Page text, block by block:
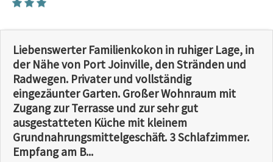
Liebenswerter Familienkokon in ruhiger Lage, in
der Nähe von Port Joinville, den Stränden und
Radwegen. Privater und vollständig
eingezäunter Garten. Großer Wohnraum mit
Zugang zur Terrasse und zur sehr gut
ausgestatteten Küche mit kleinem
Grundnahrungsmittelgeschäft. 3 Schlafzimmer.
Empfang am B...